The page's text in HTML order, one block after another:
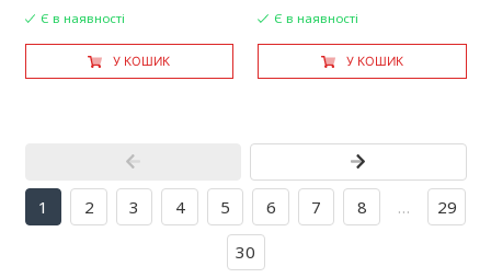
Є в наявності
У КОШИК
Є в наявності
У КОШИК
1 2 3 4 5 6 7 8 … 29
30